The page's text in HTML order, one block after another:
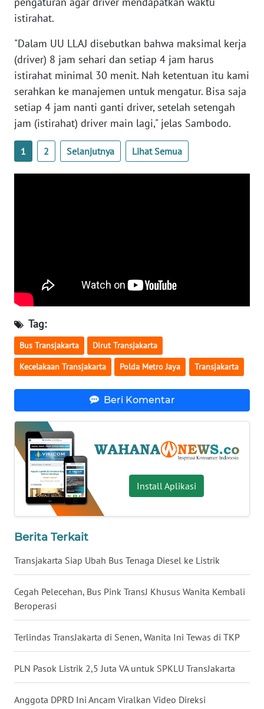
istirahat.
"Dalam UU LLAJ disebutkan bahwa maksimal kerja
(driver) 8 jam sehari dan setiap 4 jam harus
istirahat minimal 30 menit. Nah ketentuan itu kami
serahkan ke manajemen untuk mengatur. Bisa saja
setiap 4 jam nanti ganti driver, setelah setengah
jam (istirahat) driver main lagi," jelas Sambodo.
1 2 Selanjutnya Lihat Semua
Tag:
Bus Transjakarta Dirut Transjakarta
Kecelakaan Transjakarta Polda Metro Jaya Transjakarta
Beri Komentar
Install Aplikasi
Berita Terkait
Transjakarta Siap Ubah Bus Tenaga Diesel ke Listrik
Cegah Pelecehan, Bus Pink TransJ Khusus Wanita Kembali
Beroperasi
Terlindas TransJakarta di Senen, Wanita Ini Tewas di TKP
PLN Pasok Listrik 2,5 Juta VA untuk SPKLU TransJakarta
Anggota DPRD Ini Ancam Viralkan Video Direksi
WN
KEPRI
WN
PAPUA
PAPUA
BARAT
WN
SULTRA
WN
NTB
WN
SULTENG
SULBAR
WN
BABEL
WN
SUMBAR
SUMSEL
WN
BENGKULU
WN
LAMPUNG
WN